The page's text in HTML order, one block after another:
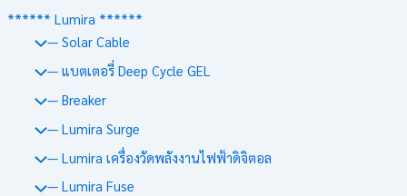
****** Lumira ******
— Solar Cable
— แบตเตอรี่ Deep Cycle GEL
— Breaker
— Lumira Surge
— Lumira เครื่องวัดพลังงานไฟฟ้าดิจิตอล
— Lumira Fuse